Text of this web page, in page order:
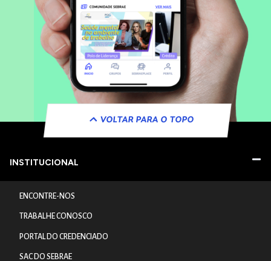
VOLTAR PARA O TOPO
INSTITUCIONAL
ENCONTRE-NOS
TRABALHE CONOSCO
PORTAL DO CREDENCIADO
SAC DO SEBRAE